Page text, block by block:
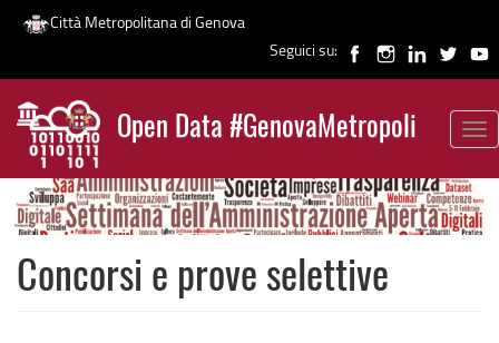
Salta
contenuto
principale
Città Metropolitana di Genova
Seguici su:
Open Data #GenovaMetropoli
News
Concorsi e prove selettive